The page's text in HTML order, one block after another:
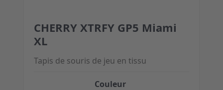
Couleur
Tapis de souris de jeu en tissu
The price depends on the options chosen on the
CHERRY XTRFY GP5 Miami
XL